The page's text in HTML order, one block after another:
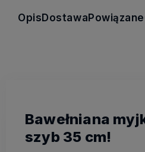
OpisDostawaPowiązane
Bawełniana
szyb 35 cm!